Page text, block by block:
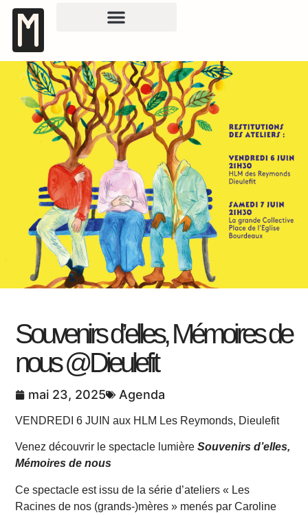
Souvenirs d’elles, Mémoires de
nous @Dieulefit
mai 23, 2025 Agenda
VENDREDI 6 JUIN aux HLM Les Reymonds, Dieulefit
Venez découvrir le spectacle lumièreSouvenirs d’elles,
Mémoires de nous
Ce spectacle est issu de la série d’ateliers « Les
Racines de nos (grands-)mères » menés par Caroline